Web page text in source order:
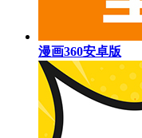
漫画360安卓版